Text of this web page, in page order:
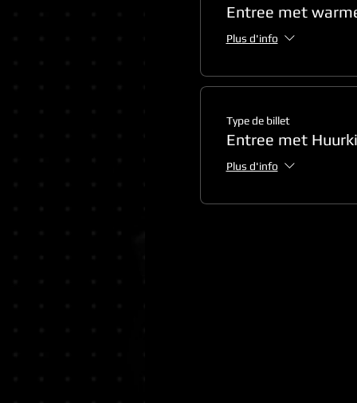
Entree met
Plus d'info
Type de billet
Entree met
Plus d'info